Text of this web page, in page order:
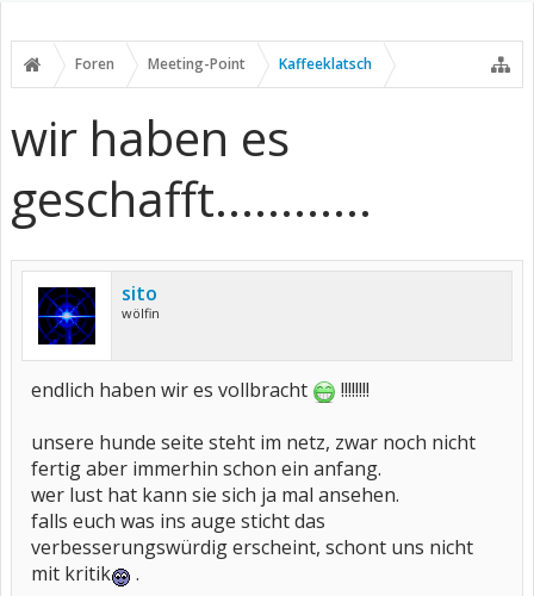
Foren Meeting-Point Kaffeeklatsch
wir haben es
geschafft............
sito
wölfin
endlich haben wir es vollbracht
!!!!!!!!
unsere hunde seite steht im netz, zwar noch nicht
fertig aber immerhin schon ein anfang.
wer lust hat kann sie sich ja mal ansehen.
falls euch was ins auge sticht das
verbesserungswürdig erscheint, schont uns nicht
mit kritik
.